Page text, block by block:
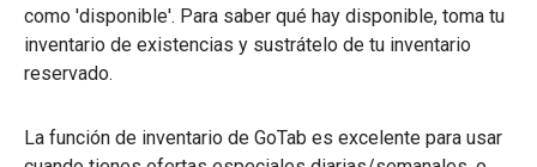
como 'disponible'. Para saber qué hay disponible, toma tu
inventario de existencias y sustrátelo de tu inventario
reservado.
La función de inventario de GoTab es excelente para usar